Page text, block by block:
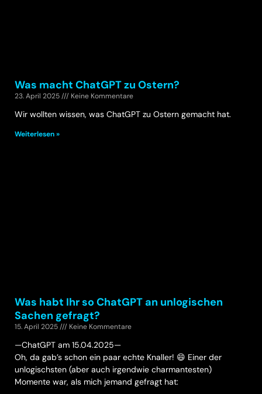
Was macht ChatGPT zu Ostern?
23. April 2025 Keine Kommentare
Wir wollten wissen, was ChatGPT zu Ostern gemacht hat.
Weiterlesen »
Was habt Ihr so ChatGPT an unlogischen
Sachen gefragt?
15. April 2025 Keine Kommentare
—ChatGPT am 15.04.2025—
Oh, da gab’s schon ein paar echte Knaller! 😄 Einer der
unlogischsten (aber auch irgendwie charmantesten)
Momente war, als mich jemand gefragt hat: